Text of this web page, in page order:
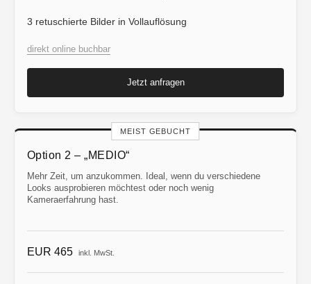
3 retuschierte Bilder in Vollauflösung
direkt online buchbar
Jetzt anfragen
MEIST GEBUCHT
Option 2 – „MEDIO“
Mehr Zeit, um anzukommen. Ideal, wenn du verschiedene
Looks ausprobieren möchtest oder noch wenig
Kameraerfahrung hast.
EUR 465 inkl. MwSt.